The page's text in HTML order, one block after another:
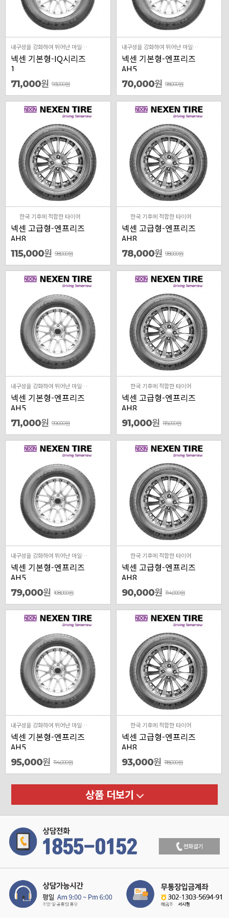
내구성을 강화하여 뛰어난 마일리지와 저소음의 사계절 타이어
넥센 기본형-IQ시리즈
1
71,000원 93,000원
내구성을 강화하여 뛰어난 마일리지와 저소음의 사계절 타이어
넥센 기본형-엔프리즈
AH5
70,000원 98,000원
한국 기후에 적합한 타이어
넥센 고급형-엔프리즈
AH8
115,000원 98,000원
한국 기후에 적합한 타이어
넥센 고급형-엔프리즈
AH8
78,000원 98,000원
내구성을 강화하여 뛰어난 마일리지와 저소음의 사계절 타이어
넥센 기본형-엔프리즈
AH5
71,000원 99,000원
한국 기후에 적합한 타이어
넥센 고급형-엔프리즈
AH8
91,000원 115,000원
내구성을 강화하여 뛰어난 마일리지와 저소음의 사계절 타이어
넥센 기본형-엔프리즈
AH5
79,000원 108,000원
한국 기후에 적합한 타이어
넥센 고급형-엔프리즈
AH8
90,000원 114,000원
내구성을 강화하여 뛰어난 마일리지와 저소음의 사계절 타이어
넥센 기본형-엔프리즈
AH5
95,000원 114,000원
한국 기후에 적합한 타이어
넥센 고급형-엔프리즈
AH8
93,000원 118,000원
상품 더보기